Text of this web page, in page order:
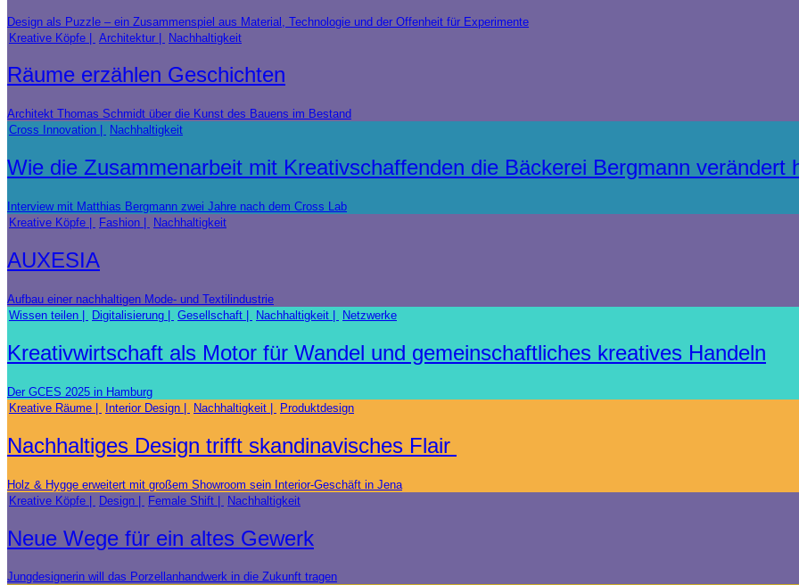
Design als Puzzle – ein Zusammenspiel aus Material, Technologie und der Offenheit für Experimente
Kreative Köpfe
Architektur Nachhaltigkeit
Räume erzählen Geschichten
Architekt Thomas Schmidt über die Kunst des Bauens im Bestand
Cross Innovation
Nachhaltigkeit
Wie die Zusammenarbeit mit Kreativschaffenden die Bäckerei Bergmann verändert
Interview mit Matthias Bergmann zwei Jahre nach dem Cross Lab
Kreative Köpfe
Fashion Nachhaltigkeit
AUXESIA
Aufbau einer nachhaltigen Mode- und Textilindustrie
Wissen teilen
Digitalisierung Gesellschaft Nachhaltigkeit Netzwerke
Kreativwirtschaft als Motor für Wandel und gemeinschaftliches kreatives Handeln
Der GCES 2025 in Hamburg
Kreative Räume
Interior Design Nachhaltigkeit Produktdesign
Nachhaltiges Design trifft skandinavisches Flair
Holz & Hygge erweitert mit großem Showroom sein Interior-Geschäft in Jena
Kreative Köpfe
Design Female Shift Nachhaltigkeit
Neue Wege für ein altes Gewerk
Jungdesignerin will das Porzellanhandwerk in die Zukunft tragen